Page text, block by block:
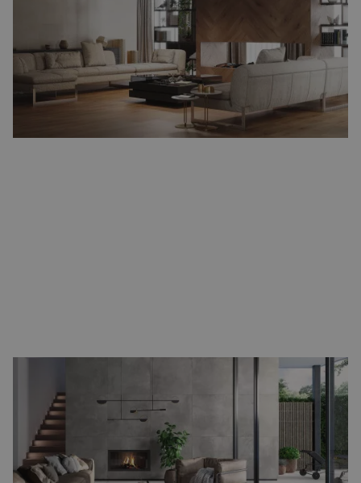
houten vloer met het onderhoudsgemak van keramiek. Ze zijn
verkrijgbaar in talloze tinten en structuren, van licht eiken tot
diep notenbruin. Een groot voordeel is dat houtlook tegels in
verschillende legpatronen geplaatst kunnen worden, zoals
visgraat of Hongaarse punt. Zo krijgt u de authentieke uitstraling
van een houten vloer, maar zonder de nadelen van onderhoud.
Voor een stoere en moderne uitstraling zijn
vloertegels
ideaal. Ze geven een strakke en industriële sfeer,
maar zijn tegelijk veelzijdig in gebruik. Betonlook tegels passen
goed in open woonruimtes, maar ook in een keuken waar een